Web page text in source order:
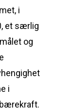
i
et særlig
og
i